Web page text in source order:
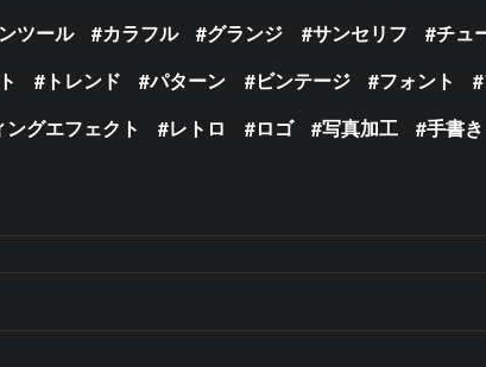
ツール カラフル グランジ サンセリフ チュ
トレンド パターン ビンテージ フォント
グエフェクト レトロ ロゴ 写真加工 手書き